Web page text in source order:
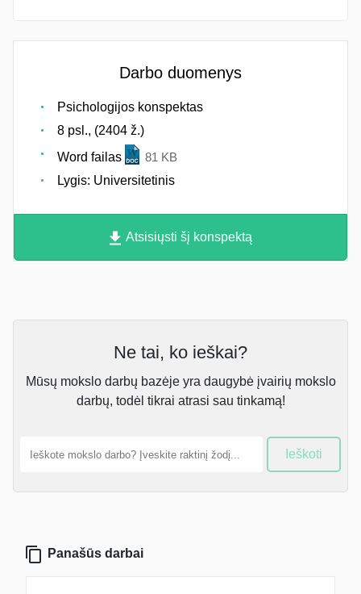
Darbo duomenys
Psichologijos konspektas
8 psl., (2404 ž.)
Word failas
81 KB
Lygis: Universitetinis
Atsisiųsti šį konspektą
Ne tai, ko ieškai?
Mūsų mokslo darbų bazėje yra daugybė įvairių mokslo
darbų, todėl tikrai atrasi sau tinkamą!
Ieškoti
Panašūs darbai